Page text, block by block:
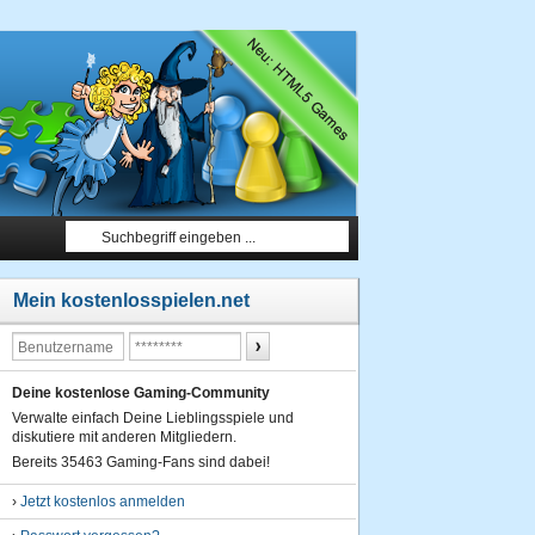
Mein kostenlosspielen.net
Deine kostenlose Gaming-Community
Verwalte einfach Deine Lieblingsspiele und
diskutiere mit anderen Mitgliedern.
Bereits 35463 Gaming-Fans sind dabei!
› Jetzt kostenlos anmelden